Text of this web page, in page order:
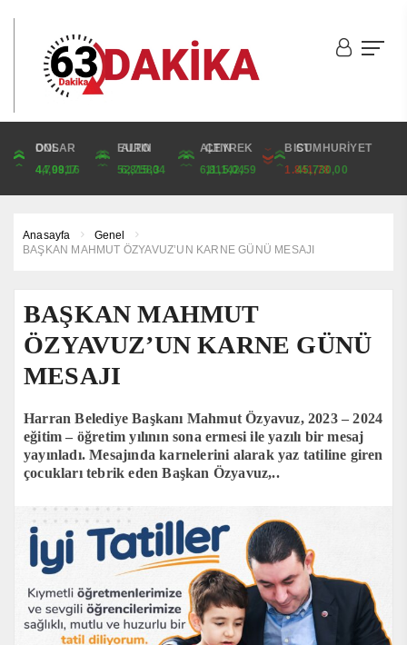
DOLAR
44,9817
EURO
52,7583
ALTIN
6,815,04
BIST
1.841,78
ONS
4,709,16
ALTIN
6,815,04
ÇEYREK
11,142,59
CUMHURİYET
45,730,00
Anasayfa
Genel
BAŞKAN MAHMUT ÖZYAVUZ’UN KARNE GÜNÜ MESAJI
BAŞKAN MAHMUT
ÖZYAVUZ’UN KARNE GÜNÜ
MESAJI
Harran Belediye Başkanı Mahmut Özyavuz, 2023 – 2024
eğitim – öğretim yılının sona ermesi ile yazılı bir mesaj
yayınladı. Mesajında karnelerini alarak yaz tatiline giren
çocukları tebrik eden Başkan Özyavuz,..